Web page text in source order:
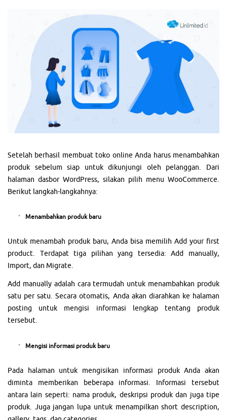
Setelah berhasil membuat toko online Anda harus menambahkan
produk sebelum siap untuk dikunjungi oleh pelanggan. Dari
halaman dasbor WordPress, silakan pilih menu WooCommerce.
Berikut langkah-langkahnya:
Menambahkan produk baru
Untuk menambah produk baru, Anda bisa memilih Add your first
product. Terdapat tiga pilihan yang tersedia: Add manually,
Import, dan Migrate.
Add manually adalah cara termudah untuk menambahkan produk
satu per satu. Secara otomatis, Anda akan diarahkan ke halaman
posting untuk mengisi informasi lengkap tentang produk
tersebut.
Mengisi informasi produk baru
Pada halaman untuk mengisikan informasi produk Anda akan
diminta memberikan beberapa informasi. Informasi tersebut
antara lain seperti: nama produk, deskripsi produk dan juga tipe
produk. Juga jangan lupa untuk menampilkan short description,